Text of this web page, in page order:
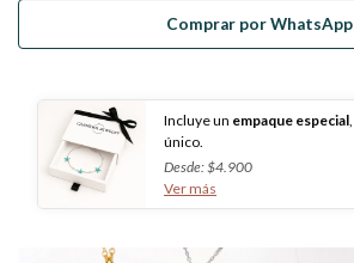
Comprar por WhatsApp
Incluye un empaque especial
único.
Desde: $4.900
Ver más